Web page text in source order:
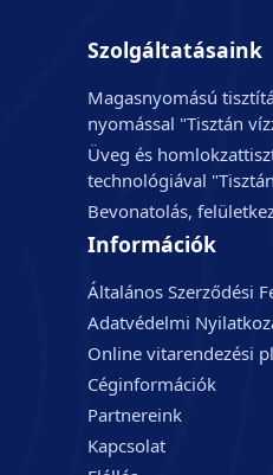
Szolgáltatásaink
Magasnyomású
nyomással "Tisztán
Üveg és
technológiával
Bevonatolás,
Információk
Általános Szerződési
Adatvédelmi
Online vitarendezési
Céginformációk
Partnereink
Kapcsolat